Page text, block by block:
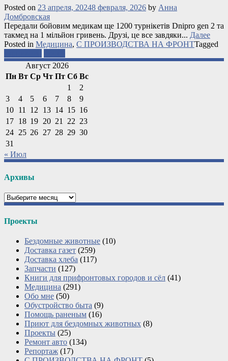
Posted on 23 апреля, 20248 февраля, 2026 by Анна
Домбровская
Передали бойовим медикам ще 1200 турнікетів Dnipro gen 2 та
такмед на 1 мільйон гривень. Друзі, це все завдяки... Далее
Posted in Медицина, С ПРОИЗВОДСТВА НА ФРОНТTagged
Август 2026
Пн Вт Ср Чт Пт Сб Вс
1
2
3
4 5 6 7 8
9
10 11 12 13 14 15 16
17 18 19 20 21 22 23
24 25 26 27 28 29 30
31
« Июл
Архивы
Архивы
Проекты
Бездомные животные (10)
Доставка газет (259)
Доставка хлеба (117)
Запчасти (127)
Книги для прифронтовых городов и сёл (41)
Медицина (291)
Обо мне (50)
Обустройство быта (9)
Помощь раненым (16)
Приют для бездомных животных (8)
Проекты (25)
Ремонт авто (134)
Репортаж (17)